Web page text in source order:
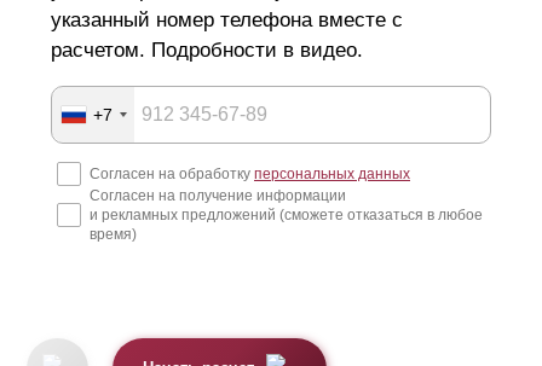
указанный номер телефона вместе с
расчетом. Подробности в видео.
+7
Согласен на обработку персональных данных
Согласен на получение информации
и рекламных предложений (сможете отказаться в любое
время)